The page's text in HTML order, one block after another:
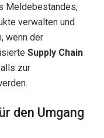
Meldebestandes,
verwalten und
wenn der
Supply Chain
zur
den Umgang